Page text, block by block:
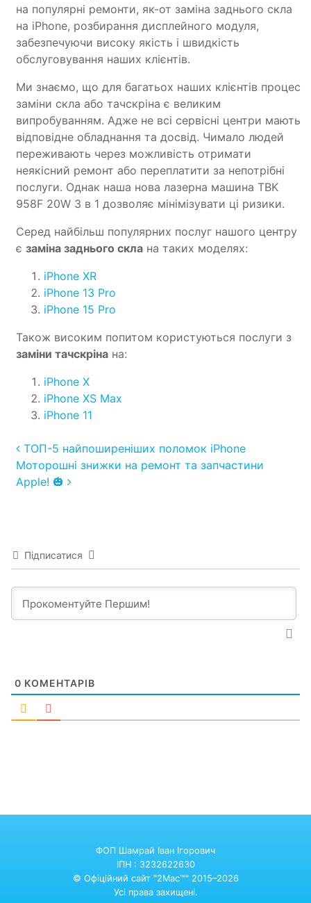
на популярні ремонти, як-от заміна заднього скла
на iPhone, розбирання дисплейного модуля,
забезпечуючи високу якість і швидкість
обслуговування наших клієнтів.
Ми знаємо, що для багатьох наших клієнтів процес
заміни скла або тачскріна є великим
випробуванням. Адже не всі сервісні центри мають
відповідне обладнання та досвід. Чимало людей
переживають через можливість отримати
неякісний ремонт або переплатити за непотрібні
послуги. Однак наша нова лазерна машина TBK
958F 20W 3 в 1 дозволяє мінімізувати ці ризики.
Серед найбільш популярних послуг нашого центру
є заміна заднього скла на таких моделях:
iPhone XR
iPhone 13 Pro
iPhone 15 Pro
Також високим попитом користуються послуги з
заміни тачскріна на:
iPhone X
iPhone XS Max
iPhone 11
Post navigation
ТОП-5 найпоширеніших поломок iPhone
Моторошні знижки на ремонт та запчастини
Apple! 🎃
Підписатися
0 КОМЕНТАРІВ
ФОП Шамрай Іван Ігорович
ІПН : 3232622630
© Офіційний сайт "2Mac™" 2015–2026
Усі права захищені.